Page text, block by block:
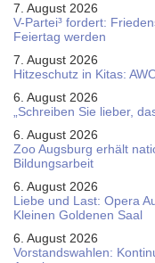
7. August 2026
V-Partei­³ fordert:
Feier­tag werden
7. August 2026
Hitzeschutz in Kitas:
6. August 2026
„Schreiben Sie lieber,
6. August 2026
Zoo Augsburg erhält
Bildungsarbeit
6. August 2026
Liebe und Last: Opera
Kleinen Goldenen Saal
6. August 2026
Vorstandswahlen: